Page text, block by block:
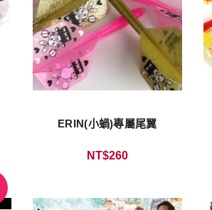
ERIN(小蝸)專屬尾翼
NT$260